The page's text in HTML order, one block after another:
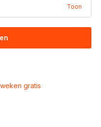
Toon
gratis